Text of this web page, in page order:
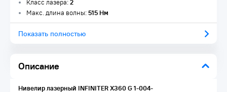
Описание
Класс лазера:2
Макс. длина волны:515 Нм
Показать полностью
Нивелир лазерный INFINITER X360 G 1-004-